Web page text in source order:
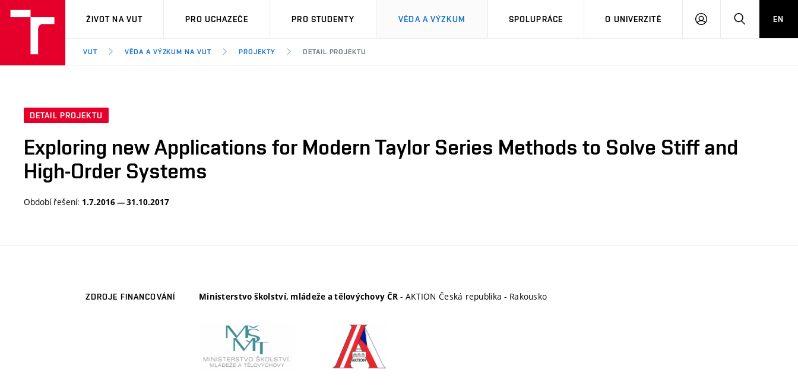
VUT
ŽIVOT NA VUT PRO UCHAZEČE PRO STUDENTY VĚDA A VÝZKUM SPOLUPRÁCE O UNIVERZITĚ
PŘIHLÁSIT HLEDATEN
VUT VĚDA A VÝZKUM NA VUT PROJEKTY DETAIL PROJEKTU
DETAIL PROJEKTU
Exploring new Applications for Modern Taylor Series Methods to Solve Stiff and
High-Order Systems
Období řešení: 1.7.2016 — 31.10.2017
ZDROJE FINANCOVÁNÍ Ministerstvo školství, mládeže a tělovýchovy ČR - AKTION Česká republika - Rakousko